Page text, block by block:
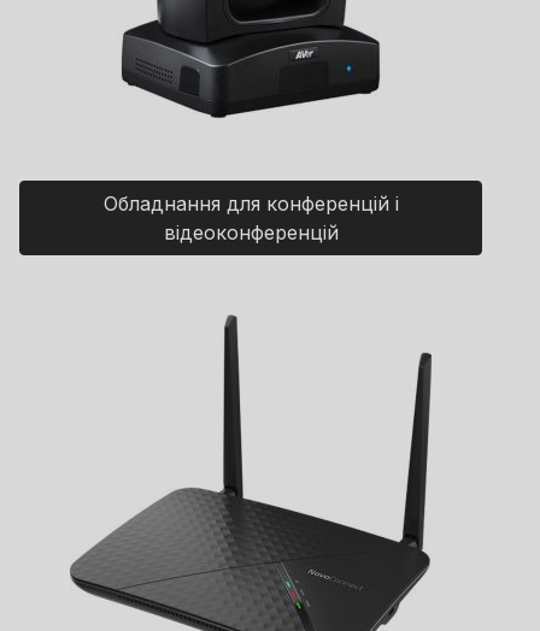
Обладнання для конференцій і
відеоконференцій